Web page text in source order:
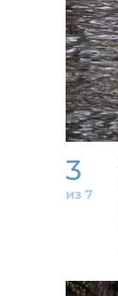
3
из 7